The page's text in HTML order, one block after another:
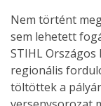
Nem történt
sem lehetett
STIHL
regionális
töltöttek a